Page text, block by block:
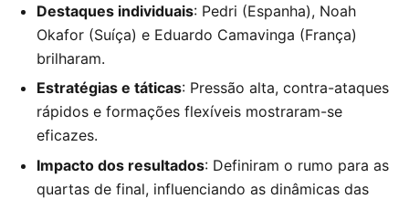
Destaques individuais: Pedri (Espanha), Noah
Okafor (Suíça) e Eduardo Camavinga (França)
brilharam.
Estratégias e táticas: Pressão alta, contra-ataques
rápidos e formações flexíveis mostraram-se
eficazes.
Impacto dos resultados: Definiram o rumo para as
quartas de final, influenciando as dinâmicas das